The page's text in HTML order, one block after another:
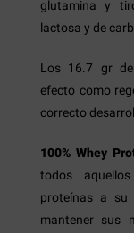
glutamina y
lactosa y de
Los 16.7 gr
efecto como
correcto
100% Whey
todos
proteínas a
mantener sus